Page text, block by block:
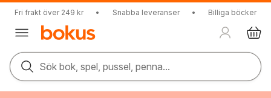
Fri frakt över 249 kr • Snabba leveranser • Billiga böcker
Sök bok, spel, pussel, penna...